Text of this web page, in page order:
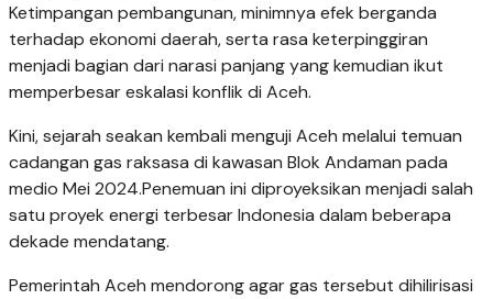
Ketimpangan pembangunan, minimnya efek berganda
terhadap ekonomi daerah, serta rasa keterpinggiran
menjadi bagian dari narasi panjang yang kemudian ikut
memperbesar eskalasi konflik di Aceh.
Kini, sejarah seakan kembali menguji Aceh melalui temuan
cadangan gas raksasa di kawasan Blok Andaman pada
medio Mei 2024.Penemuan ini diproyeksikan menjadi salah
satu proyek energi terbesar Indonesia dalam beberapa
dekade mendatang.
Pemerintah Aceh mendorong agar gas tersebut dihilirisasi